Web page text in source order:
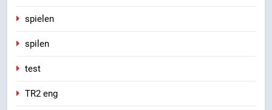
spielen
spilen
test
TR2 eng